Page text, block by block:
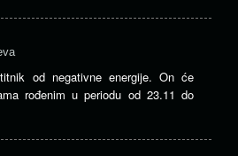
od negativne energije. On će
rođenim u periodu od 23.11 do